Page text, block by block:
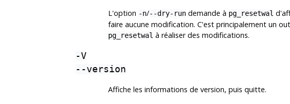
L'option -n/--dry-run demande à pg_resetwal
faire aucune modification. C'est principalement un
pg_resetwal à réaliser des modifications.
-V
--version
Affiche les informations de version, puis quitte.